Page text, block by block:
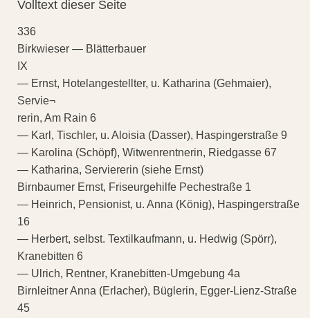
Volltext dieser Seite
336
Birkwieser — Blätterbauer
IX
— Ernst, Hotelangestellter, u. Katharina (Gehmaier),
Servie¬
rerin, Am Rain 6
— Karl, Tischler, u. Aloisia (Dasser), Haspingerstraße 9
— Karolina (Schöpf), Witwenrentnerin, Riedgasse 67
— Katharina, Serviererin (siehe Ernst)
Birnbaumer Ernst, Friseurgehilfe Pechestraße 1
— Heinrich, Pensionist, u. Anna (König), Haspingerstraße
16
— Herbert, selbst. Textilkaufmann, u. Hedwig (Spörr),
Kranebitten 6
— Ulrich, Rentner, Kranebitten-Umgebung 4a
Birnleitner Anna (Erlacher), Büglerin, Egger-Lienz-Straße
45